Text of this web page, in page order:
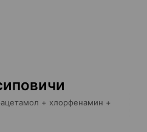
+ хлорфенамин +